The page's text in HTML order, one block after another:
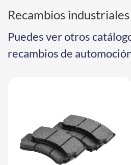
Recambios industriales
Puedes ver otros
recambios de